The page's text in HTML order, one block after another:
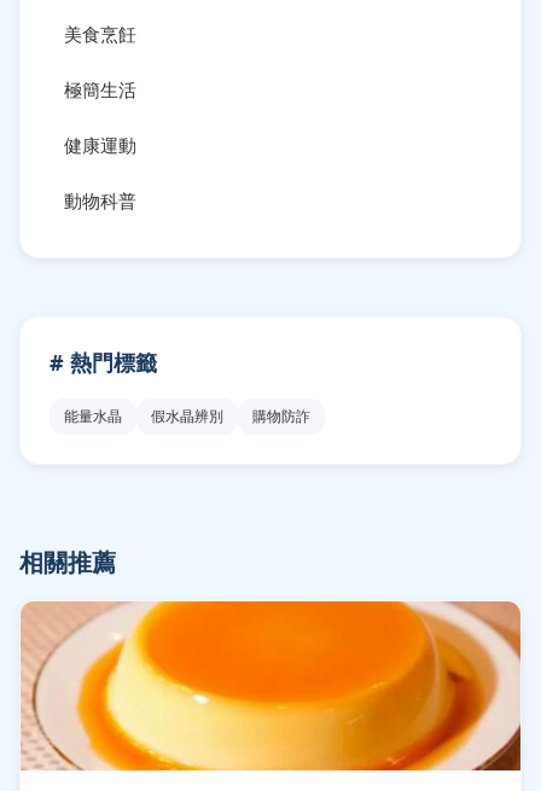
美食烹飪
極簡生活
健康運動
動物科普
# 熱門標籤
能量水晶 假水晶辨別 購物防詐
相關推薦